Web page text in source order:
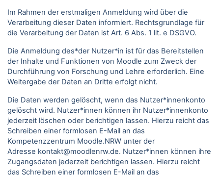
Im Rahmen der erstmaligen Anmeldung wird über die
Verarbeitung dieser Daten informiert. Rechtsgrundlage für
die Verarbeitung der Daten ist Art. 6 Abs. 1 lit. e DSGVO.
Die Anmeldung des*der Nutzer*in ist für das Bereitstellen
der Inhalte und Funktionen von Moodle zum Zweck der
Durchführung von Forschung und Lehre erforderlich. Eine
Weitergabe der Daten an Dritte erfolgt nicht.
Die Daten werden gelöscht, wenn das Nutzer*innenkonto
gelöscht wird. Nutzer*innen können ihr Nutzer*innenkonto
jederzeit löschen oder berichtigen lassen. Hierzu reicht das
Schreiben einer formlosen E-Mail an das
Kompetenzzentrum Moodle.NRW unter der
Adresse kontakt@moodlenrw.de. Nutzer*innen können ihre
Zugangsdaten jederzeit berichtigen lassen. Hierzu reicht
das Schreiben einer formlosen E-Mail an das